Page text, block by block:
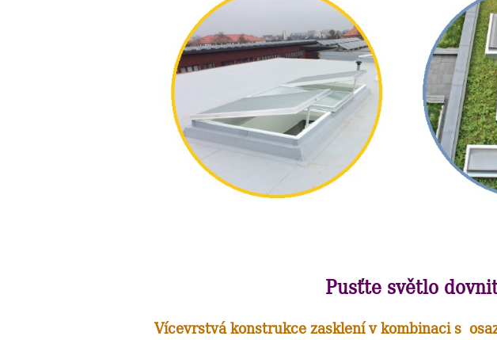
Pusťte světlo
Vícevrstvá konstrukce zasklení v kombinaci s